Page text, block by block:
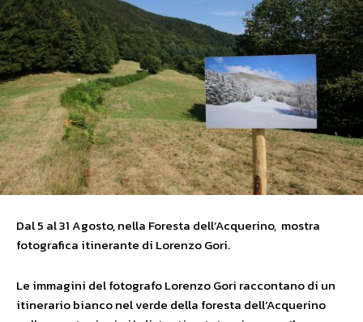
Dal 5 al 31 Agosto, nella Foresta dell’Acquerino, mostra
fotografica itinerante di Lorenzo Gori.
Le immagini del fotografo Lorenzo Gori raccontano di un
itinerario bianco nel verde della foresta dell’Acquerino